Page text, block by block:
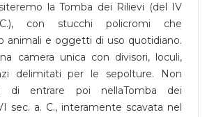
la Tomba dei Rilievi (del IV
con stucchi policromi che
animali e oggetti di uso quotidiano.
camera unica con divisori, loculi,
delimitati per le sepolture. Non
di entrare poi nellaTomba dei
sec. a. C., interamente scavata nel